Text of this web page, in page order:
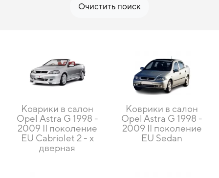
Очистить поиск
Коврики в салон
Opel Аstra G 1998 -
2009 II поколение
EU Cabriolet 2 - х
дверная
Коврики в салон
Opel Astra G 1998 -
2009 II поколение
EU Sedan